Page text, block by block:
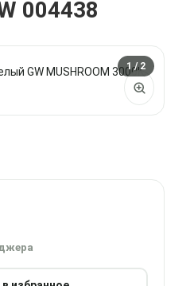
004438
1 / 2